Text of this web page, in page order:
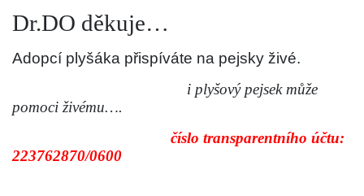
Dr.DO děkuje…
Adopcí plyšáka přispíváte na pejsky živé.
i plyšový pejsek může
pomoci živému….
číslo transparentního účtu:
223762870/0600